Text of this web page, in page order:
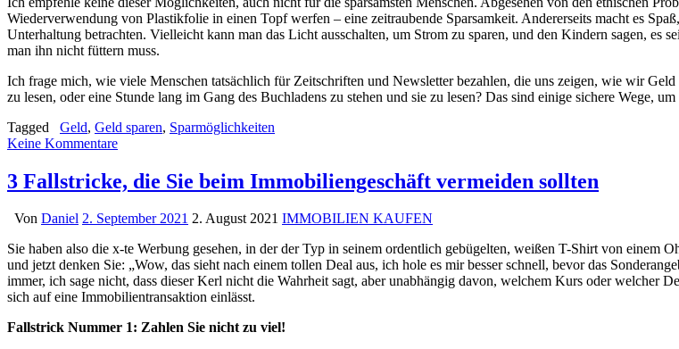
Wiederverwendung von Plastikfolie in einen Topf werfen – eine zeitraubende Sparsamkeit. Andererseits macht es
Unterhaltung betrachten. Vielleicht kann man das Licht ausschalten, um Strom zu sparen, und den Kindern sagen, es
man ihn nicht füttern muss.
Ich frage mich, wie viele Menschen tatsächlich für Zeitschriften und Newsletter bezahlen, die uns zeigen, wie wir
zu lesen, oder eine Stunde lang im Gang des Buchladens zu stehen und sie zu lesen? Das sind einige sichere Wege,
Tagged
Geld, Geld sparen, Sparmöglichkeiten
Keine Kommentare
3 Fallstricke, die Sie beim Immobiliengeschäft vermeiden sollten
Von Daniel 2. September 2021 2. August 2021 IMMOBILIEN KAUFEN
Sie haben also die x-te Werbung gesehen, in der der Typ in seinem ordentlich gebügelten, weißen T-Shirt von
und jetzt denken Sie: „Wow, das sieht nach einem tollen Deal aus, ich hole es mir besser schnell, bevor das
immer, ich sage nicht, dass dieser Kerl nicht die Wahrheit sagt, aber unabhängig davon, welchem Kurs oder welcher
sich auf eine Immobilientransaktion einlässt.
Fallstrick Nummer 1: Zahlen Sie nicht zu viel!